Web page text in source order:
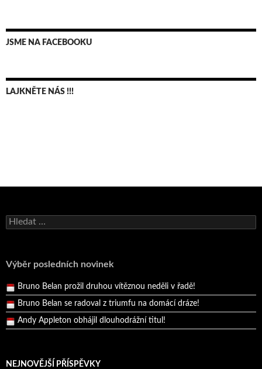
JSME NA FACEBOOKU
LAJKNĚTE NÁS !!!
Vyhledávání
Výběr posledních novinek
Andy Appleton obhájil dlouhodrážní titul!
Bruno Belan se radoval z triumfu na domácí dráze!
Reprezentační dvojice brala český titul!
NEJNOVĚJŠÍ PŘÍSPĚVKY